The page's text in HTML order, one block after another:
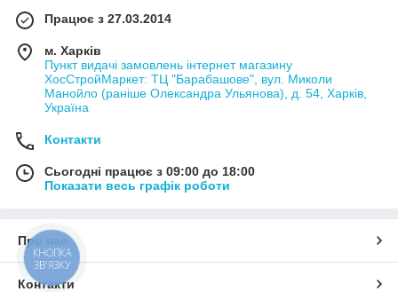
Працює з 27.03.2014
м. Харків
Пункт видачі замовлень інтернет магазину
ХосСтройМаркет: ТЦ "Барабашове", вул. Миколи
Манойло (раніше Олександра Ульянова), д. 54, Харків,
Україна
Контакти
Сьогодні працює з 09:00 до 18:00
Показати весь графік роботи
Про нас
Контакти
КНОПКА
ЗВ'ЯЗКУ